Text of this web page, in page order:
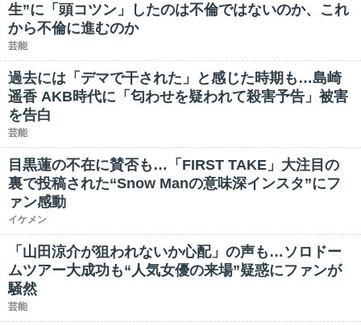
生”に「頭コツン」したのは不倫ではないのか、これ
から不倫に進むのか
芸能
過去には「デマで干された」と感じた時期も…島崎
遥香 AKB時代に「匂わせを疑われて殺害予告」被害
を告白
芸能
目黒蓮の不在に賛否も…「FIRST TAKE」大注目の
裏で投稿された“Snow Manの意味深インスタ”にフ
ァン感動
イケメン
「山田涼介が狙われないか心配」の声も…ソロドー
ムツアー大成功も“人気女優の来場”疑惑にファンが
騒然
芸能